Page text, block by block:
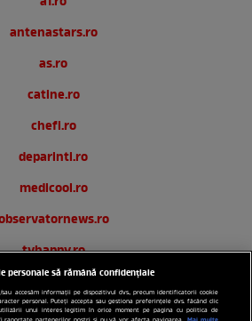
antenastars.ro
as.ro
catine.ro
chefi.ro
deparinti.ro
medicool.ro
tvhappy.ro
useit.ro
zutv.ro
personale să rămână confidențiale
sau accesăm informații pe dispozitivul dvs., precum identificatorii cookie
personal. Puteți accepta sau gestiona preferințele dvs. făcând clic
unui interes legitim în orice moment pe pagina cu politica de